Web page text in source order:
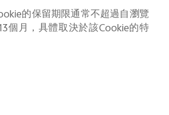
的保留期限通常不超過自瀏覽
個月，具體取決於該Cookie的特